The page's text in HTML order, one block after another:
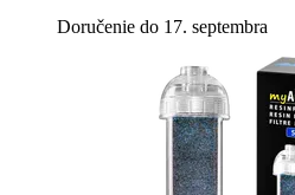
Doručenie do 17. septembra